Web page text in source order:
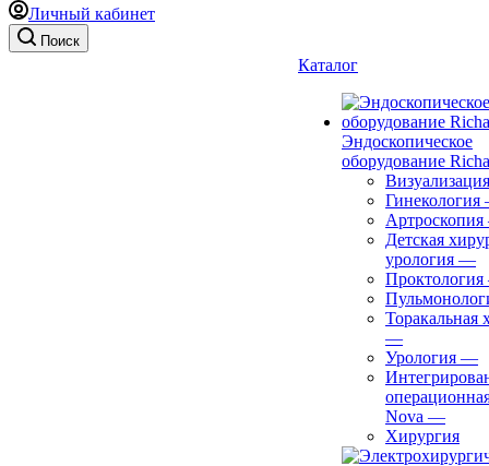
Личный кабинет
Поиск
Каталог
Эндоскопическое
оборудование
Визуализация
Гинекология
Артроскопия
Детская
урология —
Проктология
Торакальная
—
Урология —
Nova —
Хирургия